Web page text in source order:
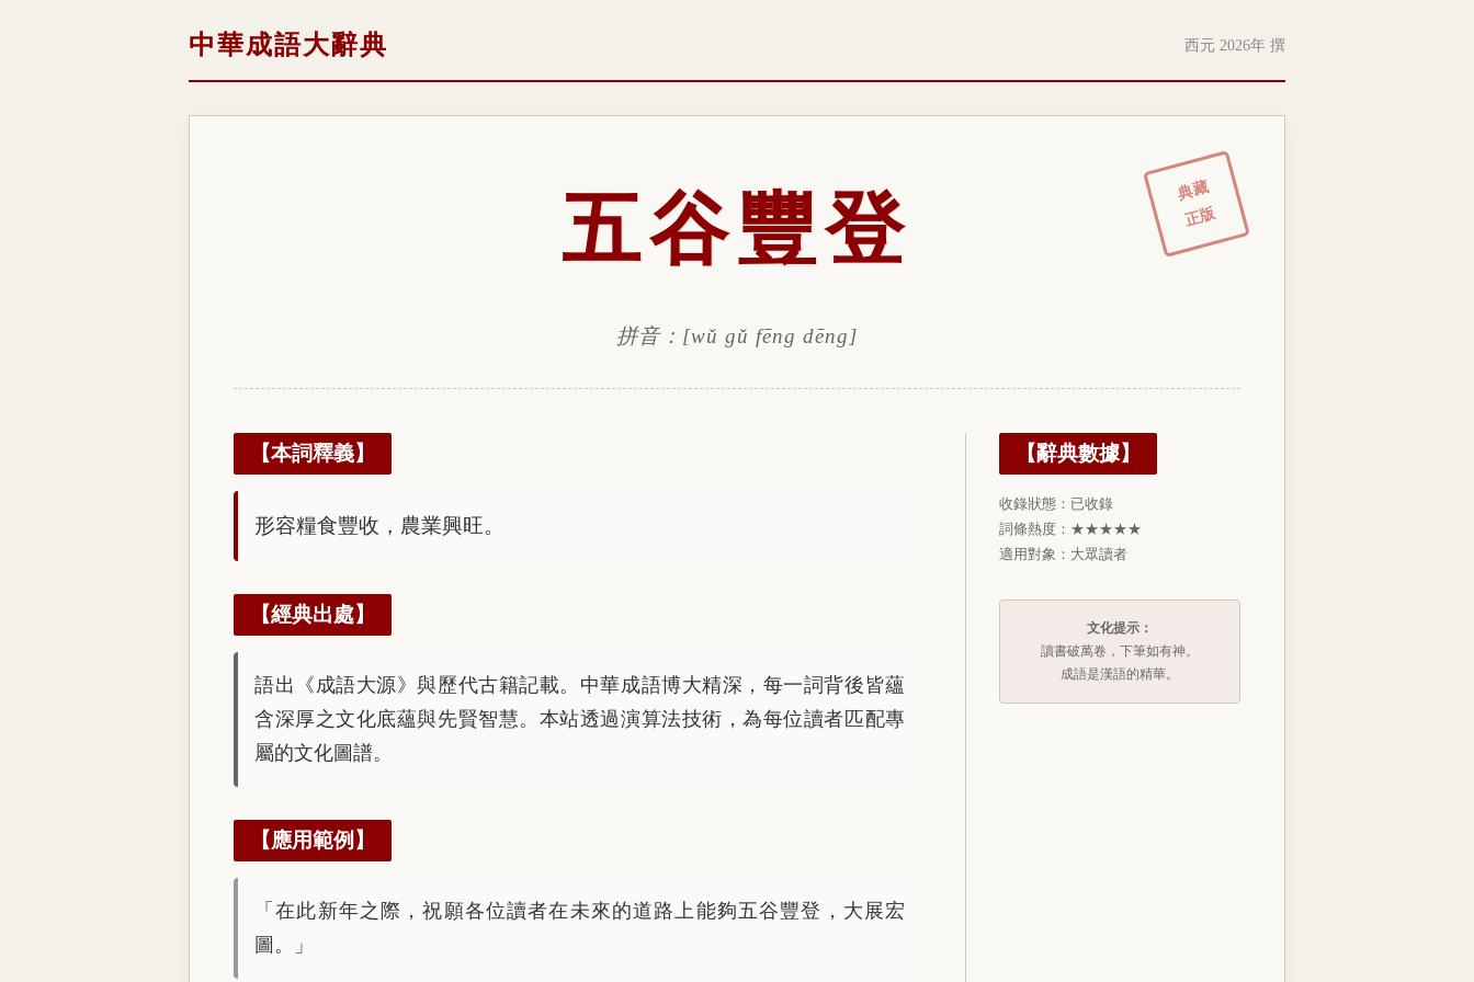
中華成語大辭典 西元 2026年 撰
典藏
正版
五谷豐登
拼音：[wǔ gǔ fēng dēng]
【本詞釋義】
形容糧食豐收，農業興旺。
【經典出處】
語出《成語大源》與歷代古籍記載。中華成語博大精深，每一詞背後皆蘊
含深厚之文化底蘊與先賢智慧。本站透過演算法技術，為每位讀者匹配專
屬的文化圖譜。
【應用範例】
「在此新年之際，祝願各位讀者在未來的道路上能夠五谷豐登，大展宏
圖。」
【辭典數據】
收錄狀態：已收錄
詞條熱度：★★★★★
適用對象：大眾讀者
文化提示：
讀書破萬卷，下筆如有神。
成語是漢語的精華。